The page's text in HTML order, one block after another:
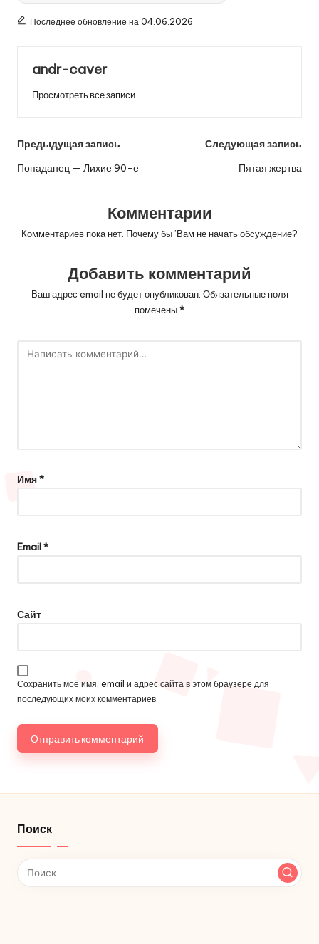
Последнее обновление на 04.06.2026
andr-caver
Просмотреть все записи
Навигация
по
Предыдущая запись
Попаданец — Лихие 90-е
Следующая запись
Пятая жертва
Комментарии
Комментариев пока нет. Почему бы ’Вам не начать обсуждение?
Добавить комментарий
Ваш адрес email не будет опубликован. Обязательные поля
помечены*
Имя*
Email*
Сайт
Сохранить моё имя, email и адрес сайта в этом браузере для
последующих моих комментариев.
Поиск